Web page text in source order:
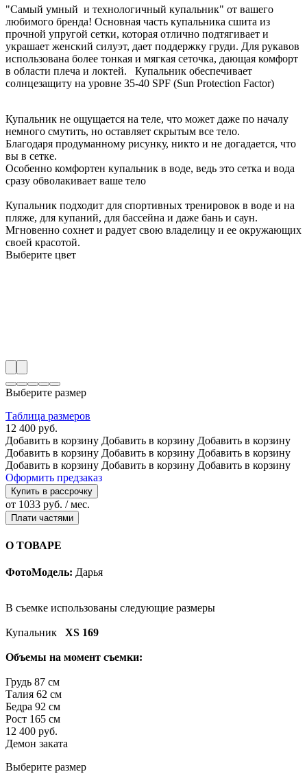
"Самый умный и технологичный купальник" от вашего
любимого бренда! Основная часть купальника сшита из
прочной упругой сетки, которая отлично подтягивает и
украшает женский силуэт, дает поддержку груди. Для рукавов
использована более тонкая и мягкая сеточка, дающая комфорт
в области плеча и локтей. Купальник обеспечивает
солнцезащиту на уровне 35-40 SPF (Sun Protection Factor)
Купальник не ощущается на теле, что может даже по началу
немного смутить, но оставляет скрытым все тело.
Благодаря продуманному рисунку, никто и не догадается, что
вы в сетке.
Особенно комфортен купальник в воде, ведь это сетка и вода
сразу обволакивает ваше тело
Купальник подходит для спортивных тренировок в воде и на
пляже, для купаний, для бассейна и даже бань и саун.
Мгновенно сохнет и радует свою владелицу и ее окружающих
своей красотой.
Выберите цвет
Выберите размер
Таблица размеров
12 400 руб.
Добавить в корзину Добавить в корзину Добавить в корзину
Добавить в корзину Добавить в корзину Добавить в корзину
Добавить в корзину Добавить в корзину Добавить в корзину
Оформить предзаказ
Купить в рассрочку
от 1033 руб. / мес.
Плати частями
О ТОВАРЕ
ФотоМодель: Дарья
В съемке использованы следующие размеры
Купальник XS 169
Объемы на момент съемки:
Грудь 87 см
Талия 62 см
Бедра 92 см
Рост 165 см
12 400 руб.
Демон заката
Выберите размер